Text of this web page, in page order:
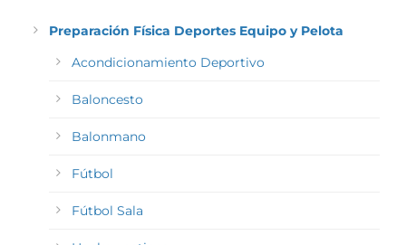
Preparación Física Deportes Equipo y Pelota
Acondicionamiento Deportivo
Baloncesto
Balonmano
Fútbol
Fútbol Sala